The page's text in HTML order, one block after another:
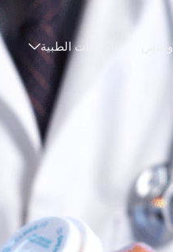
الخدمات الطبية